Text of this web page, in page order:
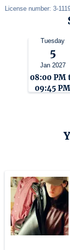
License number: 3-
Tuesday
5
Jan 2027
08:00 PM
09:45 PM